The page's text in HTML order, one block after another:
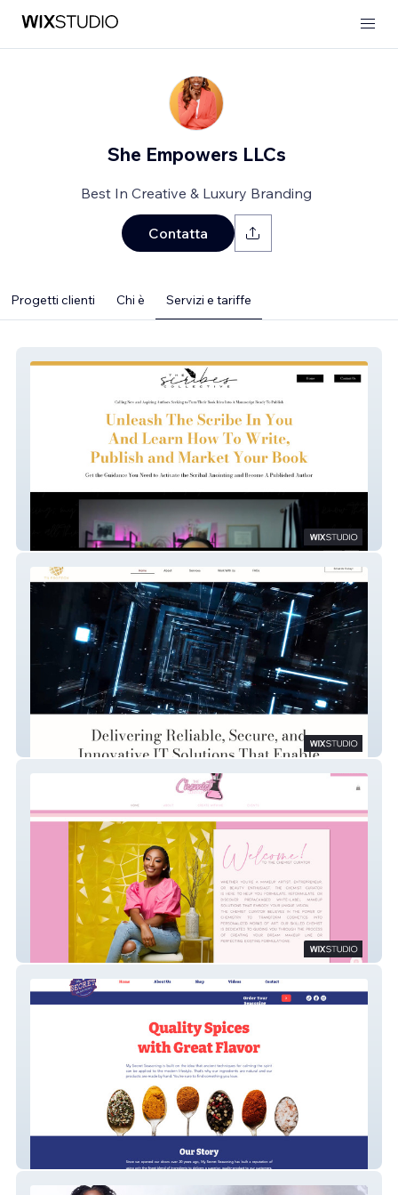
She Empowers LLCs
Best In Creative & Luxury Branding
Contatta
Progetti clienti Chi è Servizi e tariffe
Scribes Collective
TiiPro Tech
TheChemistCurator
My Secret Seasonings